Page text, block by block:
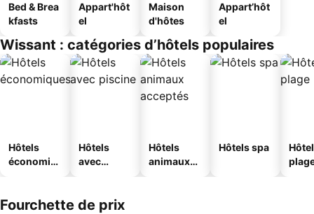
Bed & Brea
kfasts
Appart'hôt
el
Maison
d'hôtes
Appart’hôt
el
Wissant : catégories d’hôtels populaires
Hôtels
économiq
Hôtels
avec
Hôtels
animaux
Hôtels spa
Fourchette de prix